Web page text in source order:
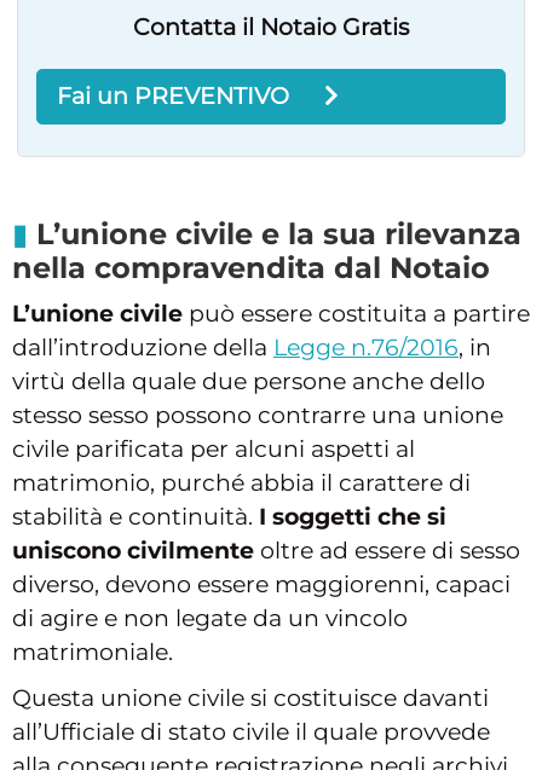
Contatta il Notaio Gratis
Fai un PREVENTIVO
L’unione civile e la sua rilevanza
nella compravendita dal Notaio
L’unione civile può essere costituita a partire
dall’introduzione della Legge n.76/2016, in
virtù della quale due persone anche dello
stesso sesso possono contrarre una unione
civile parificata per alcuni aspetti al
matrimonio, purché abbia il carattere di
stabilità e continuità. I soggetti che si
uniscono civilmente oltre ad essere di sesso
diverso, devono essere maggiorenni, capaci
di agire e non legate da un vincolo
matrimoniale.
Questa unione civile si costituisce davanti
all’Ufficiale di stato civile il quale provvede